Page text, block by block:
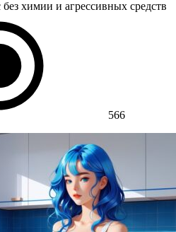
без химии и агрессивных средств
566